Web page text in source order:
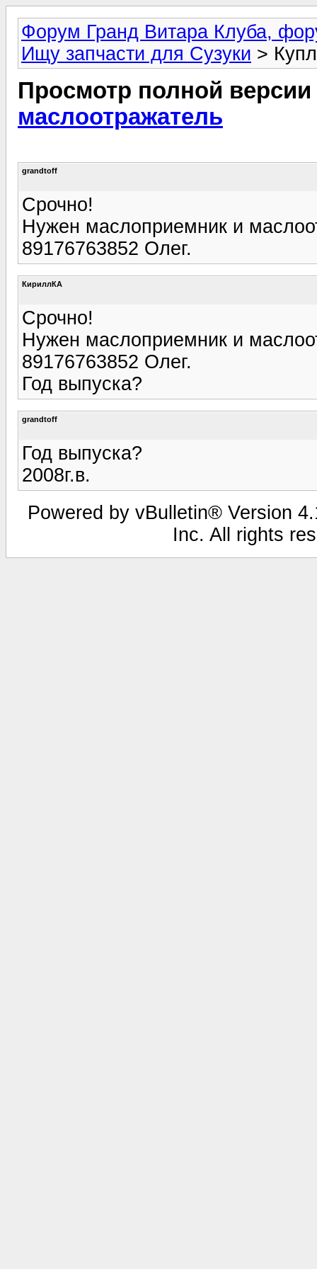
Форум Гранд Витара Клуба,
Ищу запчасти для Сузуки >
Просмотр полной
маслоотражатель
grandtoff
Срочно!
Нужен маслоприемник и
89176763852 Олег.
КириллКА
Срочно!
Нужен маслоприемник и
89176763852 Олег.
Год выпуска?
grandtoff
Год выпуска?
2008г.в.
Powered by vBulletin® Version
Inc. All rights